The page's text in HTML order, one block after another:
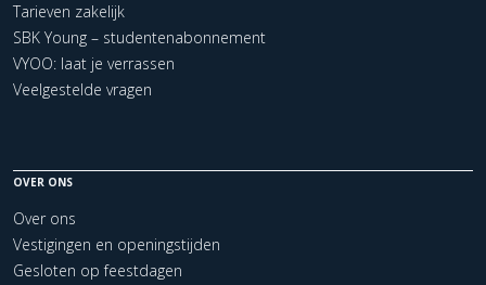
Tarieven zakelijk
SBK Young – studentenabonnement
VYOO: laat je verrassen
Veelgestelde vragen
OVER ONS
Over ons
Vestigingen en openingstijden
Gesloten op feestdagen